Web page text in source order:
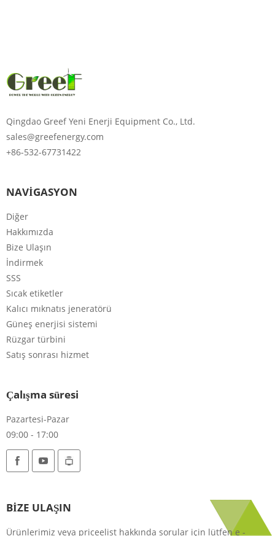
Qingdao Greef Yeni Enerji Equipment Co., Ltd.
sales@greefenergy.com
+86-532-67731422
NAVİGASYON
Diğer
Hakkımızda
Bize Ulaşın
İndirmek
SSS
Sıcak etiketler
Kalıcı mıknatıs jeneratörü
Güneş enerjisi sistemi
Rüzgar türbini
Satış sonrası hizmet
Çalışma süresi
Pazartesi-Pazar
09:00 - 17:00
BİZE ULAŞIN
Ürünlerimiz veya priceelist hakkında sorular için lütfen e -